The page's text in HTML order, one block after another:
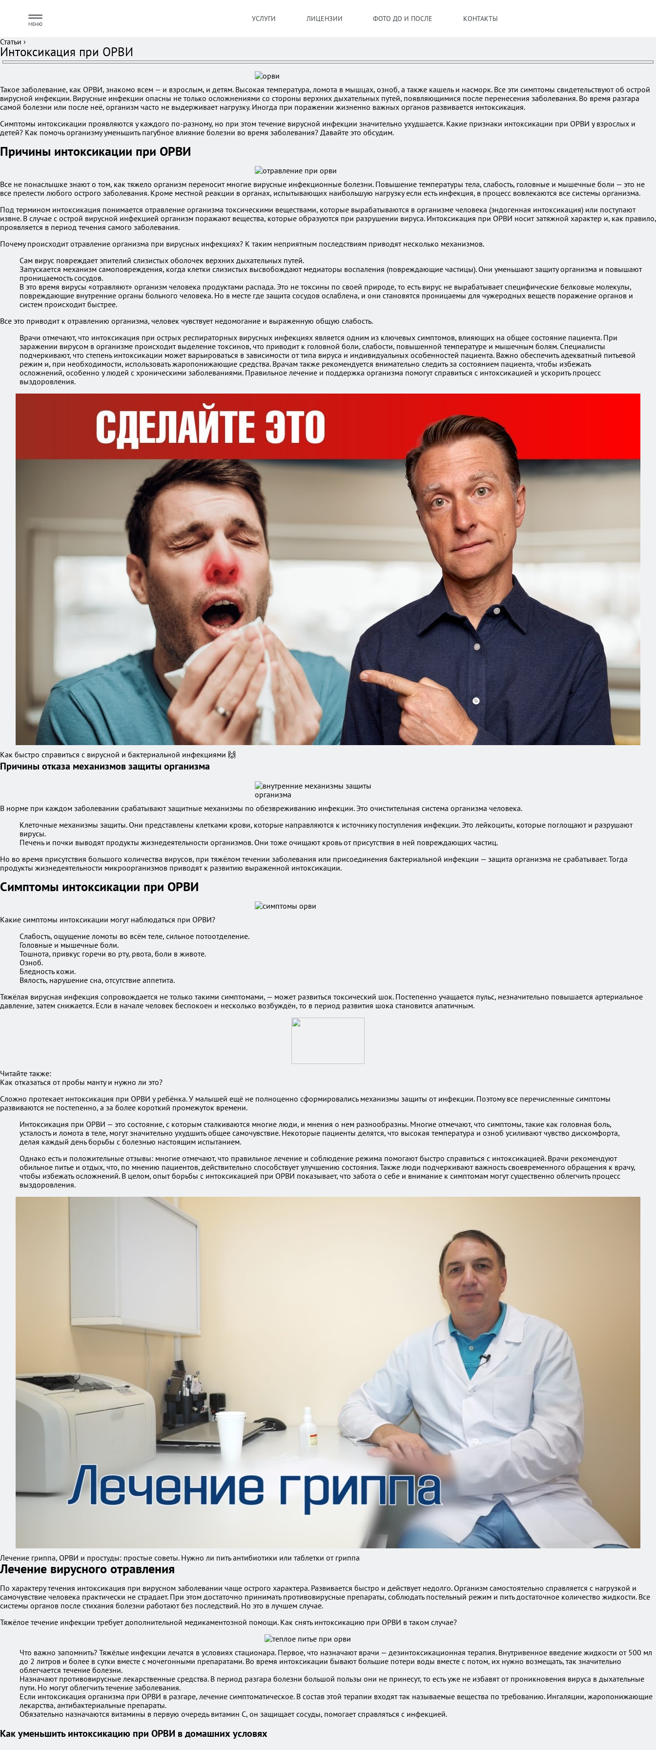
МЕНЮ
УСЛУГИ ЛИЦЕНЗИИ ФОТО ДО И ПОСЛЕ КОНТАКТЫ
Статьи ›
Интоксикация при ОРВИ
Такое заболевание, как ОРВИ, знакомо всем — и взрослым, и детям. Высокая температура, ломота в мышцах, озноб, а также кашель и насморк. Все эти симптомы свидетельствуют об острой
вирусной инфекции. Вирусные инфекции опасны не только осложнениями со стороны верхних дыхательных путей, появляющимися после перенесения заболевания. Во время разгара
самой болезни или после неё, организм часто не выдерживает нагрузку. Иногда при поражении жизненно важных органов развивается интоксикация.
Симптомы интоксикации проявляются у каждого по-разному, но при этом течение вирусной инфекции значительно ухудшается. Какие признаки интоксикации при ОРВИ у взрослых и
детей? Как помочь организму уменьшить пагубное влияние болезни во время заболевания? Давайте это обсудим.
Причины интоксикации при ОРВИ
Все не понаслышке знают о том, как тяжело организм переносит многие вирусные инфекционные болезни. Повышение температуры тела, слабость, головные и мышечные боли — это не
все прелести любого острого заболевания. Кроме местной реакции в органах, испытывающих наибольшую нагрузку если есть инфекция, в процесс вовлекаются все системы организма.
Под термином интоксикация понимается отравление организма токсическими веществами, которые вырабатываются в организме человека (эндогенная интоксикация) или поступают
извне. В случае с острой вирусной инфекцией организм поражают вещества, которые образуются при разрушении вируса. Интоксикация при ОРВИ носит затяжной характер и, как правило,
проявляется в период течения самого заболевания.
Почему происходит отравление организма при вирусных инфекциях? К таким неприятным последствиям приводят несколько механизмов.
Сам вирус повреждает эпителий слизистых оболочек верхних дыхательных путей.
Запускается механизм самоповреждения, когда клетки слизистых высвобождают медиаторы воспаления (повреждающие частицы). Они уменьшают защиту организма и повышают
проницаемость сосудов.
В это время вирусы «отравляют» организм человека продуктами распада. Это не токсины по своей природе, то есть вирус не вырабатывает специфические белковые молекулы,
повреждающие внутренние органы больного человека. Но в месте где защита сосудов ослаблена, и они становятся проницаемы для чужеродных веществ поражение органов и
систем происходит быстрее.
Все это приводит к отравлению организма, человек чувствует недомогание и выраженную общую слабость.
Врачи отмечают, что интоксикация при острых респираторных вирусных инфекциях является одним из ключевых симптомов, влияющих на общее состояние пациента. При
заражении вирусом в организме происходит выделение токсинов, что приводит к головной боли, слабости, повышенной температуре и мышечным болям. Специалисты
подчеркивают, что степень интоксикации может варьироваться в зависимости от типа вируса и индивидуальных особенностей пациента. Важно обеспечить адекватный питьевой
режим и, при необходимости, использовать жаропонижающие средства. Врачам также рекомендуется внимательно следить за состоянием пациента, чтобы избежать
осложнений, особенно у людей с хроническими заболеваниями. Правильное лечение и поддержка организма помогут справиться с интоксикацией и ускорить процесс
выздоровления.
Как быстро справиться с вирусной и бактериальной инфекциями 🙌
Причины отказа механизмов защиты организма
В норме при каждом заболевании срабатывают защитные механизмы по обезвреживанию инфекции. Это очистительная система организма человека.
Клеточные механизмы защиты. Они представлены клетками крови, которые направляются к источнику поступления инфекции. Это лейкоциты, которые поглощают и разрушают
вирусы.
Печень и почки выводят продукты жизнедеятельности организмов. Они тоже очищают кровь от присутствия в ней повреждающих частиц.
Но во время присутствия большого количества вирусов, при тяжёлом течении заболевания или присоединения бактериальной инфекции — защита организма не срабатывает. Тогда
продукты жизнедеятельности микроорганизмов приводят к развитию выраженной интоксикации.
Симптомы интоксикации при ОРВИ
Какие симптомы интоксикации могут наблюдаться при ОРВИ?
Слабость, ощущение ломоты во всём теле, сильное потоотделение.
Головные и мышечные боли.
Тошнота, привкус горечи во рту, рвота, боли в животе.
Озноб.
Бледность кожи.
Вялость, нарушение сна, отсутствие аппетита.
Тяжёлая вирусная инфекция сопровождается не только такими симптомами, — может развиться токсический шок. Постепенно учащается пульс, незначительно повышается артериальное
давление, затем снижается. Если в начале человек беспокоен и несколько возбуждён, то в период развития шока становится апатичным.
Читайте также:
Как отказаться от пробы манту и нужно ли это?
Сложно протекает интоксикация при ОРВИ у ребёнка. У малышей ещё не полноценно сформировались механизмы защиты от инфекции. Поэтому все перечисленные симптомы
развиваются не постепенно, а за более короткий промежуток времени.
Интоксикация при ОРВИ — это состояние, с которым сталкиваются многие люди, и мнения о нем разнообразны. Многие отмечают, что симптомы, такие как головная боль,
усталость и ломота в теле, могут значительно ухудшить общее самочувствие. Некоторые пациенты делятся, что высокая температура и озноб усиливают чувство дискомфорта,
делая каждый день борьбы с болезнью настоящим испытанием.
Однако есть и положительные отзывы: многие отмечают, что правильное лечение и соблюдение режима помогают быстро справиться с интоксикацией. Врачи рекомендуют
обильное питье и отдых, что, по мнению пациентов, действительно способствует улучшению состояния. Также люди подчеркивают важность своевременного обращения к врачу,
чтобы избежать осложнений. В целом, опыт борьбы с интоксикацией при ОРВИ показывает, что забота о себе и внимание к симптомам могут существенно облегчить процесс
выздоровления.
Лечение гриппа, ОРВИ и простуды: простые советы. Нужно ли пить антибиотики или таблетки от гриппа
Лечение вирусного отравления
По характеру течения интоксикация при вирусном заболевании чаще острого характера. Развивается быстро и действует недолго. Организм самостоятельно справляется с нагрузкой и
самочувствие человека практически не страдает. При этом достаточно принимать противовирусные препараты, соблюдать постельный режим и пить достаточное количество жидкости. Все
системы органов после стихания болезни работают без последствий. Но это в лучшем случае.
Тяжёлое течение инфекции требует дополнительной медикаментозной помощи. Как снять интоксикацию при ОРВИ в таком случае?
Что важно запомнить? Тяжёлые инфекции лечатся в условиях стационара. Первое, что назначают врачи — дезинтоксикационная терапия. Внутривенное введение жидкости от 500 мл
до 2 литров и более в сутки вместе с мочегонными препаратами. Во время интоксикации бывают большие потери воды вместе с потом, их нужно возмещать, так значительно
облегчается течение болезни.
Назначают противовирусные лекарственные средства. В период разгара болезни большой пользы они не принесут, то есть уже не избавят от проникновения вируса в дыхательные
пути. Но могут облегчить течение заболевания.
Если интоксикация организма при ОРВИ в разгаре, лечение симптоматическое. В состав этой терапии входят так называемые вещества по требованию. Ингаляции, жаропонижающие
лекарства, антибактериальные препараты.
Обязательно назначаются витамины в первую очередь витамин C, он защищает сосуды, помогает справляться с инфекцией.
Как уменьшить интоксикацию при ОРВИ в домашних условях